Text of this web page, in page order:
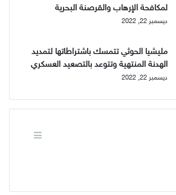
لمكافحة الإرهاب والقرصنة البحرية
ديسمبر 22, 2022
مليشيا الحوثي تتمسك باشتراطاتها لتمديد
الهدنة المنتهية وتتوعد بالتصعيد العسكري
ديسمبر 22, 2022